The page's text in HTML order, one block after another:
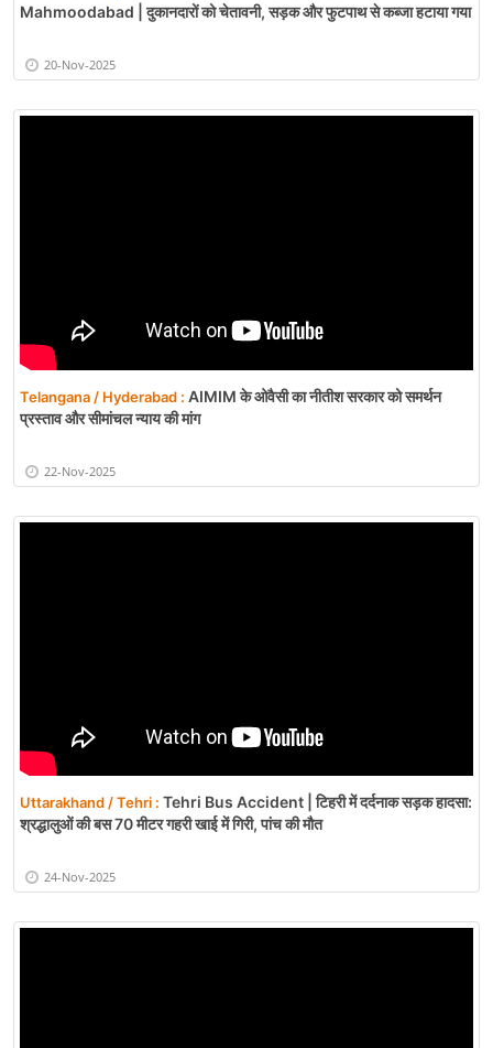
Mahmoodabad | दुकानदारों को चेतावनी, सड़क और फुटपाथ से कब्जा हटाया गया
20-Nov-2025
Telangana / Hyderabad : AIMIM के ओवैसी का नीतीश सरकार को समर्थन
प्रस्ताव और सीमांचल न्याय की मांग
22-Nov-2025
Uttarakhand / Tehri : Tehri Bus Accident | टिहरी में दर्दनाक सड़क हादसा:
श्रद्धालुओं की बस 70 मीटर गहरी खाई में गिरी, पांच की मौत
24-Nov-2025